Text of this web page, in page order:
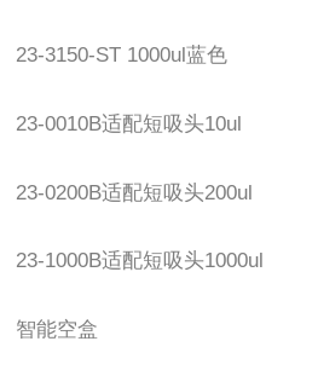
23-3150-ST 1000ul蓝色
23-0010B适配短吸头10ul
23-0200B适配短吸头200ul
23-1000B适配短吸头1000ul
智能空盒